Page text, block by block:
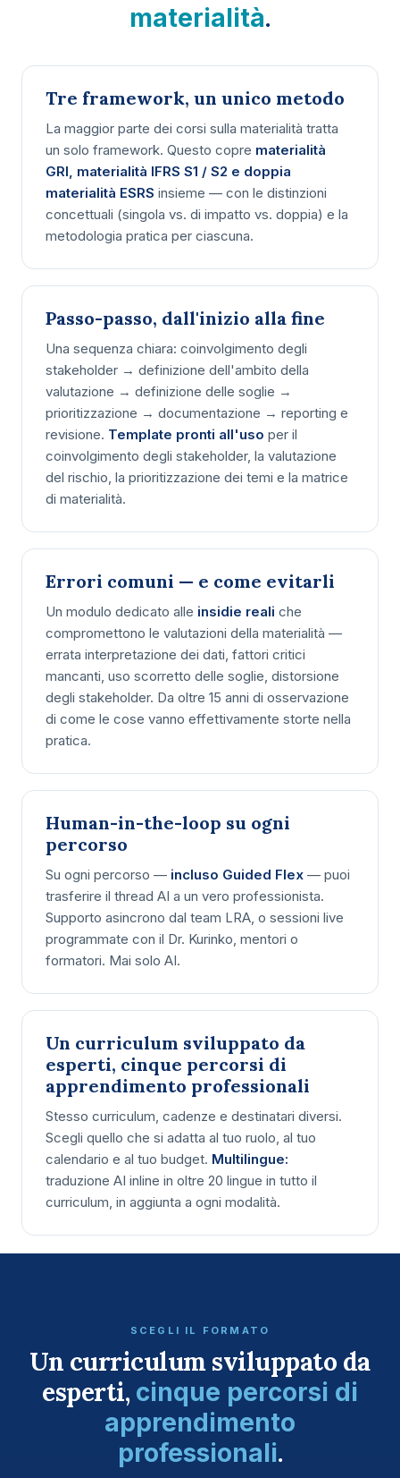
materialità.
Tre framework, un unico metodo
La maggior parte dei corsi sulla materialità tratta
un solo framework. Questo copre materialità
GRI, materialità IFRS S1 / S2 e doppia
materialità ESRS insieme — con le distinzioni
concettuali (singola vs. di impatto vs. doppia) e la
metodologia pratica per ciascuna.
Passo-passo, dall'inizio alla fine
Una sequenza chiara: coinvolgimento degli
stakeholder → definizione dell'ambito della
valutazione → definizione delle soglie →
prioritizzazione → documentazione → reporting e
revisione. Template pronti all'uso per il
coinvolgimento degli stakeholder, la valutazione
del rischio, la prioritizzazione dei temi e la matrice
di materialità.
Errori comuni — e come evitarli
Un modulo dedicato alle insidie reali che
compromettono le valutazioni della materialità —
errata interpretazione dei dati, fattori critici
mancanti, uso scorretto delle soglie, distorsione
degli stakeholder. Da oltre 15 anni di osservazione
di come le cose vanno effettivamente storte nella
pratica.
Human-in-the-loop su ogni
percorso
Su ogni percorso — incluso Guided Flex — puoi
trasferire il thread AI a un vero professionista.
Supporto asincrono dal team LRA, o sessioni live
programmate con il Dr. Kurinko, mentori o
formatori. Mai solo AI.
Un curriculum sviluppato da
esperti, cinque percorsi di
apprendimento professionali
Stesso curriculum, cadenze e destinatari diversi.
Scegli quello che si adatta al tuo ruolo, al tuo
calendario e al tuo budget. Multilingue:
traduzione AI inline in oltre 20 lingue in tutto il
curriculum, in aggiunta a ogni modalità.
SCEGLI IL FORMATO
Un curriculum sviluppato da
esperti, cinque percorsi di
apprendimento
professionali.